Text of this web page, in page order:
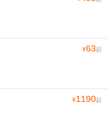
¥63起
¥1190起